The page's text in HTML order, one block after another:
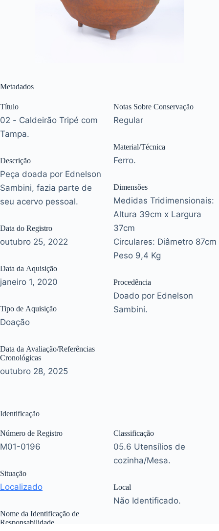
Metadados
Título
02 - Caldeirão Tripé com
Tampa.
Descrição
Peça doada por Ednelson
Sambini, fazia parte de
seu acervo pessoal.
Data do Registro
outubro 25, 2022
Data da Aquisição
janeiro 1, 2020
Tipo de Aquisição
Doação
Data da Avaliação/Referências
Cronológicas
outubro 28, 2025
Notas Sobre Conservação
Regular
Material/Técnica
Ferro.
Dimensões
Medidas Tridimensionais:
Altura 39cm x Largura
37cm
Circulares: Diâmetro 87cm
Peso 9,4 Kg
Procedência
Doado por Ednelson
Sambini.
Identificação
Número de Registro
M01-0196
Situação
Localizado
Nome da Identificação de
Responsabilidade
Classificação
05.6 Utensílios de
cozinha/Mesa.
Local
Não Identificado.